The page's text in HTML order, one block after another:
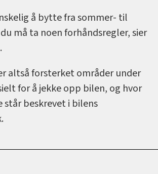
å bytte fra sommer- til
må ta noen forhåndsregler, sier
altså forsterket områder under
for å jekke opp bilen, og hvor
står beskrevet i bilens